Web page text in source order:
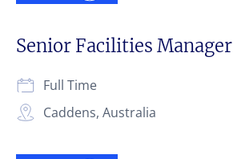
Senior Facilities Manager
Caddens, Australia
Full Time